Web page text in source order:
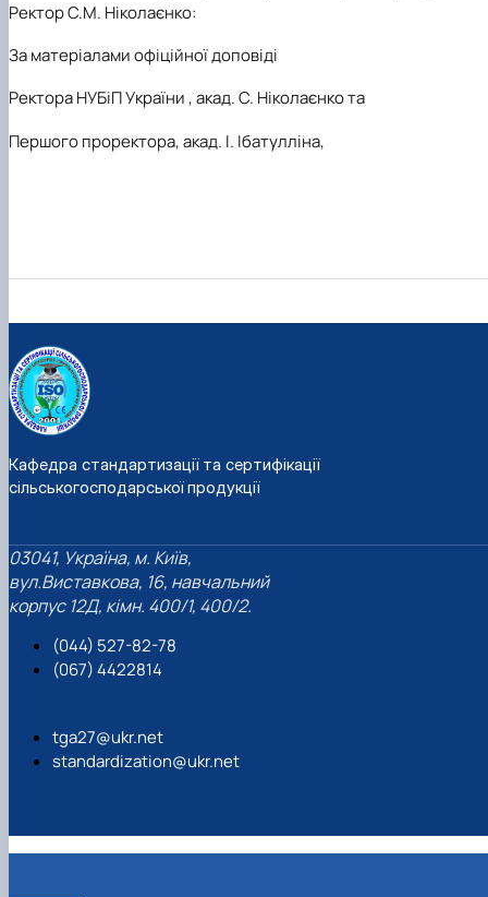
РекторС.М. Ніколаєнко:
За матеріалами офіційної доповіді
Ректора НУБіП України , акад. С. Ніколаєнко та
Першого проректора, акад. І. Ібатулліна,
Кафедра стандартизації та сертифікації
сільськогосподарської продукції
03041, Україна, м. Київ,
вул.Виставкова, 16, навчальний
корпус 12Д, кімн. 400/1, 400/2.
(044) 527-82-78
(067) 4422814
tga27@ukr.net
standardization@ukr.net